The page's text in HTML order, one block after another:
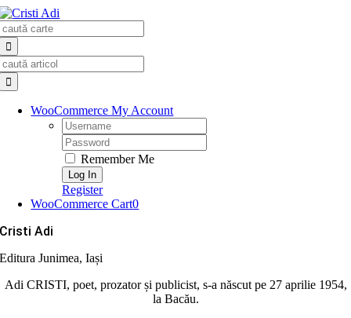
Skip
to
content
WooCommerce My Account
Username:
Password:
Remember Me
Register
WooCommerce Cart0
Cristi Adi
Editura Junimea, Iași
Adi CRISTI, poet, prozator și publicist, s-a născut pe 27 aprilie 1954,
la Bacău.